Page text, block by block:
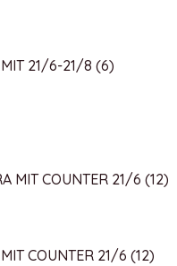
21/6-21/8 (6)
COUNTER 21/6 (12)